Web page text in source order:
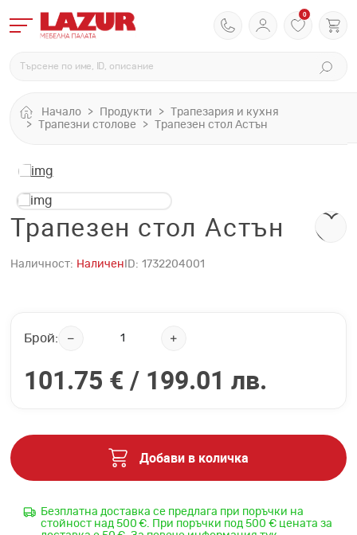
0
Начало Продукти
Трапезария и кухня
Трапезни столове
Трапезен стол Астън
Трапезен стол Астън
Наличност: Наличен ID: 1732204001
Брой:
101.75 € / 199.01 лв.
Добави в количка
Безплатна доставка се предлага при поръчки на
стойност над 500 €. При поръчки под 500 € цената за